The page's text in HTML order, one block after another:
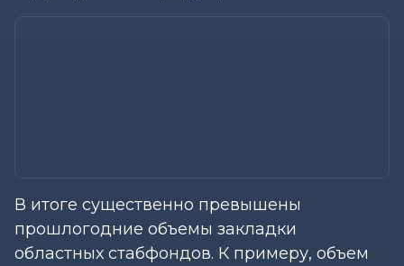
В итоге существенно превышены
прошлогодние объемы закладки
областных стабфондов. К примеру, объем